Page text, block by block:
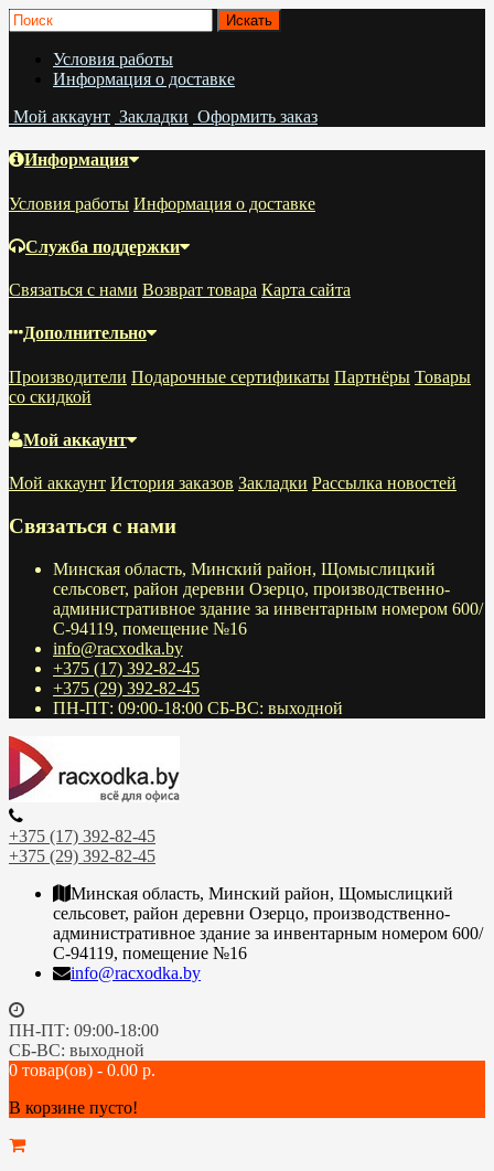
Условия работы
Информация о доставке
Мой аккаунт Закладки Оформить заказ
Информация
Условия работы Информация о доставке
Служба поддержки
Связаться с нами Возврат товара Карта сайта
Дополнительно
Производители Подарочные сертификаты Партнёры Товары
со скидкой
Мой аккаунт
Мой аккаунт История заказов Закладки Рассылка новостей
Связаться с нами
Минская область, Минский район, Щомыслицкий
сельсовет, район деревни Озерцо, производственно-
административное здание за инвентарным номером 600/
С-94119, помещение №16
info@racxodka.by
+375 (17) 392-82-45
+375 (29) 392-82-45
ПН-ПТ: 09:00-18:00 СБ-ВС: выходной
+375 (17) 392-82-45
+375 (29) 392-82-45
Минская область, Минский район, Щомыслицкий
сельсовет, район деревни Озерцо, производственно-
административное здание за инвентарным номером 600/
С-94119, помещение №16
info@racxodka.by
ПН-ПТ: 09:00-18:00
СБ-ВС: выходной
0 товар(ов) - 0.00 р.
В корзине пусто!